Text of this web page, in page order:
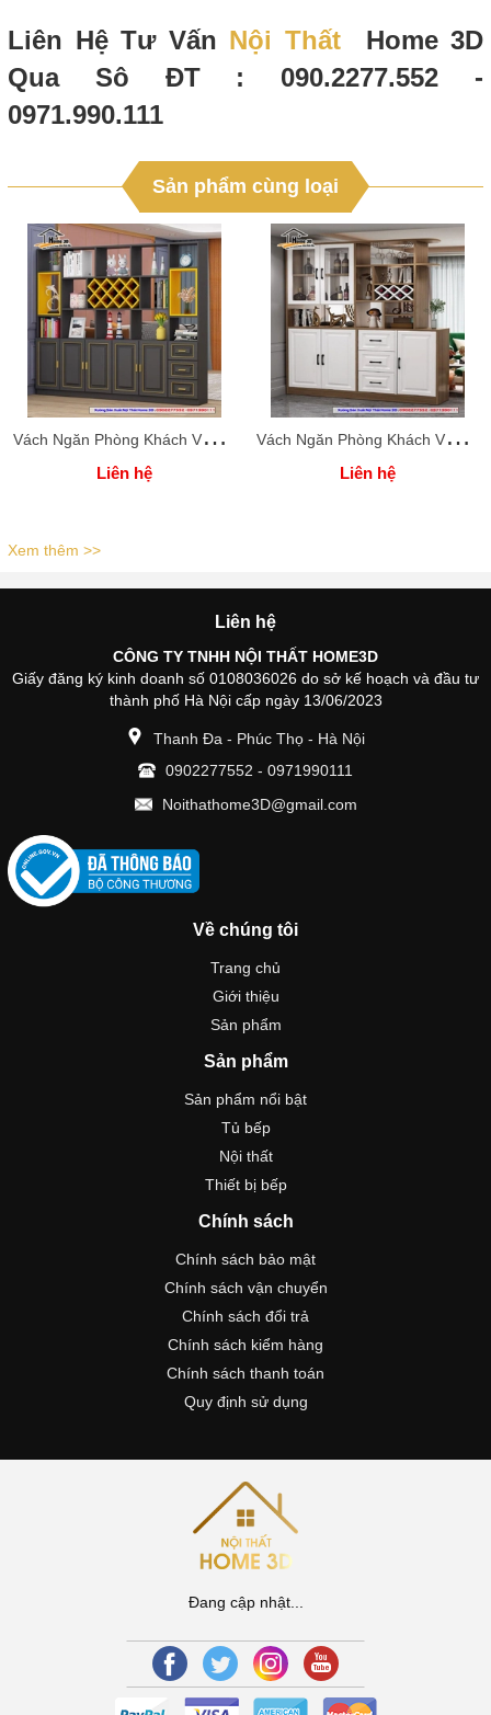
Liên Hệ Tư Vấn Nội ThấtHome 3D
Qua Sô ĐT : 090.2277.552 -
0971.990.111
Sản phẩm cùng loại
V
ách Ngăn Phòng Khách Và Bếp ( Xưởng Nội Thất Home 3D )
Liên hệ
V
ách Ngăn Phòng Khách Và Bếp ( Xưởng Nội Thất Home 3D )
Liên hệ
Xem thêm >>
Liên hệ
CÔNG TY TNHH NỘI THẤT HOME3D
Giấy đăng ký kinh doanh số 0108036026 do sở kế hoạch và đầu tư
thành phố Hà Nội cấp ngày 13/06/2023
Thanh Đa - Phúc Thọ - Hà Nội
0902277552 - 0971990111
Noithathome3D@gmail.com
Về chúng tôi
Trang chủ
Giới thiệu
Sản phẩm
Sản phẩm
Sản phẩm nổi bật
Tủ bếp
Nội thất
Thiết bị bếp
Chính sách
Chính sách bảo mật
Chính sách vận chuyển
Chính sách đổi trả
Chính sách kiểm hàng
Chính sách thanh toán
Quy định sử dụng
Đang cập nhật...